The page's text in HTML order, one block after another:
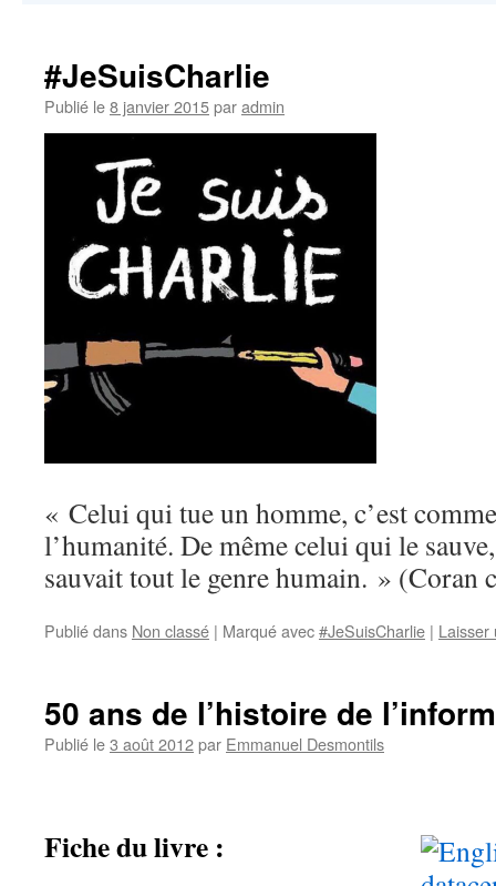
#JeSuisCharlie
Publié le8 janvier 2015paradmin
« Celui qui tue un homme, c’est
l’humanité. De même celui qui le
sauvait tout le genre humain. » (Coran
Publié dans Non classé | Marqué avec#JeSuisCharlie | Laisser
50 ans de l’histoire de
Publié le3 août 2012par Emmanuel Desmontils
Fiche du livre :